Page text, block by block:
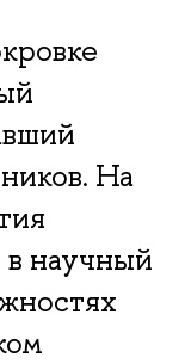
На
научный